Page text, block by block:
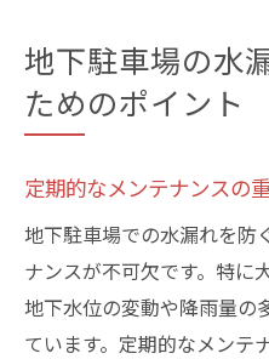
地下駐車場の水
ためのポイント
定期的なメンテナンスの
地下駐車場での水漏れを防
ナンスが不可欠です。特に
地下水位の変動や降雨量の
ています。定期的なメンテ